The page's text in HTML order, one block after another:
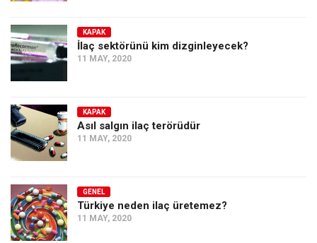
KAPAK
İlaç sektörünü kim dizginleyecek?
11 MAY, 2020
KAPAK
Asıl salgın ilaç terörüdür
11 MAY, 2020
GENEL
Türkiye neden ilaç üretemez?
11 MAY, 2020